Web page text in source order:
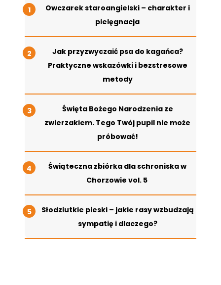
Owczarek staroangielski – charakter i
pielęgnacja
Jak przyzwyczaić psa do kagańca?
Praktyczne wskazówki i bezstresowe
metody
Święta Bożego Narodzenia ze
zwierzakiem. Tego Twój pupil nie może
próbować!
Świąteczna zbiórka dla schroniska w
Chorzowie vol. 5
Słodziutkie pieski – jakie rasy wzbudzają
sympatię i dlaczego?